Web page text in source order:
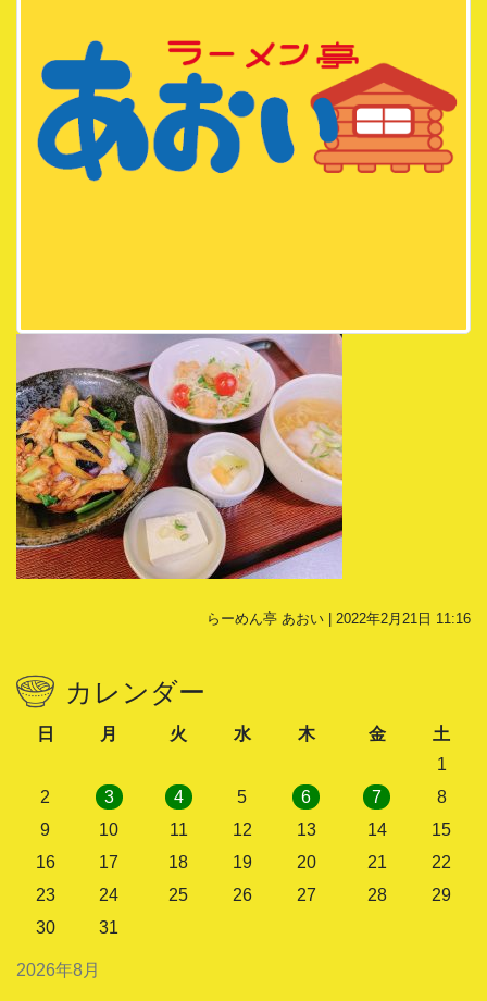
らーめん亭 あおい | 2022年2月21日 11:16
カレンダー
2026年8月
日 月 火 水 木 金
土
1
2
3 4 5 6 7
8
9
10 11 12 13 14
15
16
17 18 19 20 21
22
23
24 25 26 27 28
29
30
31